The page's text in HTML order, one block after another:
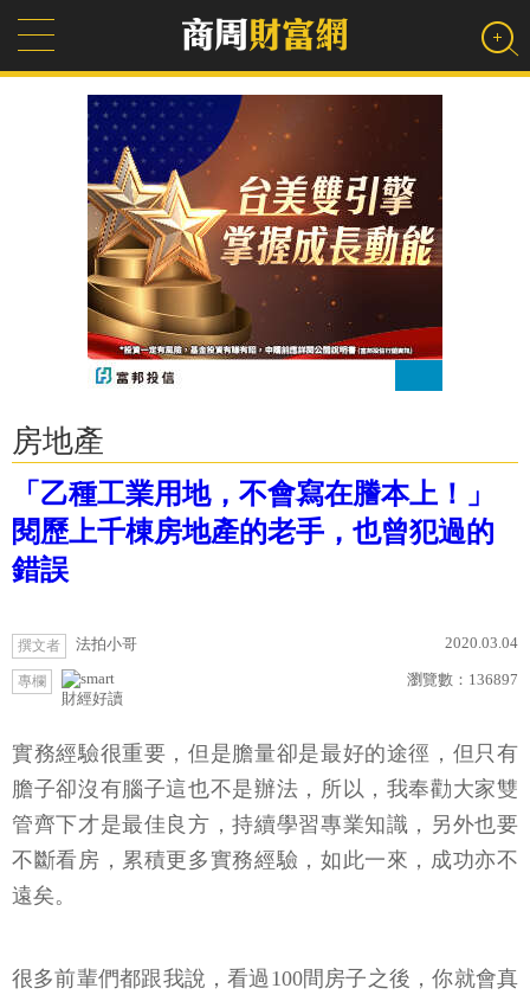
房地產
「乙種工業用地，不會寫在謄本上！」
閱歷上千棟房地產的老手，也曾犯過的
錯誤
撰文者 法拍小哥 2020.03.04
專欄
財經好讀
瀏覽數： 136897
實務經驗很重要，但是膽量卻是最好的途徑，但只有
膽子卻沒有腦子這也不是辦法，所以，我奉勸大家雙
管齊下才是最佳良方，持續學習專業知識，另外也要
不斷看房，累積更多實務經驗，如此一來，成功亦不
遠矣。
很多前輩們都跟我說，看過100間房子之後，你就會真